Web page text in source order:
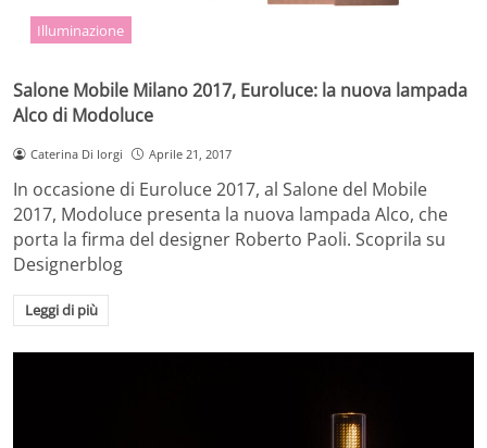
Illuminazione
Salone Mobile Milano 2017, Euroluce: la nuova lampada
Alco di Modoluce
Caterina Di Iorgi Aprile 21, 2017
In occasione di Euroluce 2017, al Salone del Mobile
2017, Modoluce presenta la nuova lampada Alco, che
porta la firma del designer Roberto Paoli. Scoprila su
Designerblog
Leggi di più